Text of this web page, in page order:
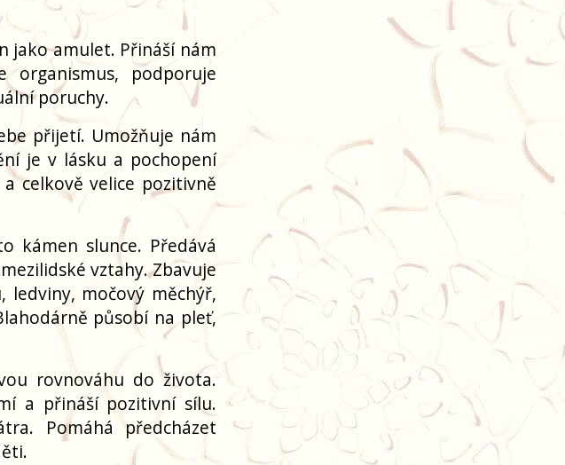
jako amulet. Přináší nám
organismus, podporuje
poruchy.
přijetí. Umožňuje nám
je v lásku a pochopení
celkově velice pozitivně
kámen slunce. Předává
vztahy. Zbavuje
ledviny, močový měchýř,
působí na pleť,
rovnováhu do života.
a přináší pozitivní sílu.
Pomáhá předcházet